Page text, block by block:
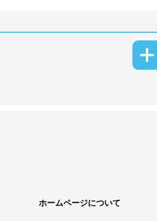
ホームページについて